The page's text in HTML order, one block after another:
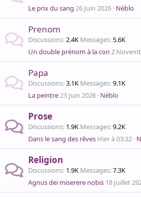
Le prix du sang 26 Juin 2026 Néblo
Prenom
Discussions 2.4K Messages 5.6K
Un double prénom à la con 2
Papa
Discussions 3.1K Messages 9.1K
La peintre23 Juin 2026 Néblo
Prose
Discussions 1.9K Messages 9.2K
Dans le sang des rêves Hier à 03:32
Religion
Discussions 1.9K Messages 7.3K
Agnus dei miserere nobis 18 Juillet